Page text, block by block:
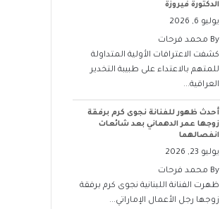
الدكتورة فيروزة
يوليو 6, 2026
By محمد فرحات
كشفت الاعترافات الأولية المتداولة
للمتهم بالاعتداء على طبيبة التخدير
العراقية...
أحدث ظهور للفنانة نجوى كرم برفقة
زوجها عمر الدهماني بعد شائعات
انفصالهما
يوليو 23, 2026
By محمد فرحات
ظهرت الفنانة اللبنانية نجوى كرم برفقة
زوجها رجل الأعمال الإماراتي...